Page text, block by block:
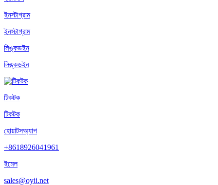
ইনস্টাগ্রাম
ইনস্টাগ্রাম
লিঙ্কডইন
লিঙ্কডইন
টিকটক
টিকটক
হোয়াটসঅ্যাপ
+8618926041961
ইমেল
sales@oyii.net